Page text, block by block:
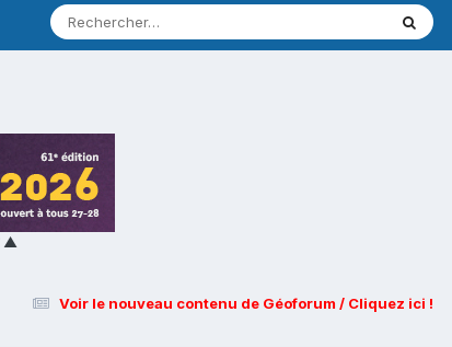
Voir le nouveau contenu de Géoforum / Cliquez ici !